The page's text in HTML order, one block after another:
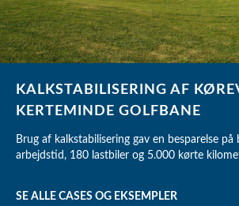
KALKSTABILISERING AF
KERTEMINDE GOLFBANE
Brug af kalkstabilisering gav en besparelse på
arbejdstid, 180 lastbiler og 5.000 kørte
SE ALLE CASES OG EKSEMPLER